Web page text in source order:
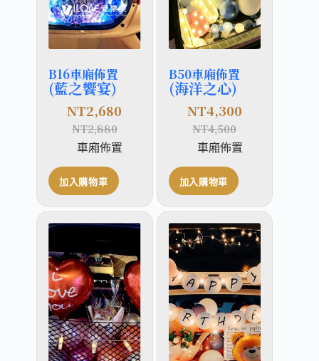
B16車廂佈置
(藍之饗宴)
NT2,880
NT2,680
車廂佈置
加入購物車
B50車廂佈置
(海洋之心)
NT4,500
NT4,300
車廂佈置
加入購物車